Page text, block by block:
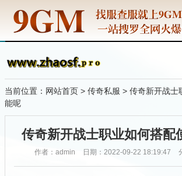
当前位置： 网站首页 > 传奇私服 > 传奇新开战士
能呢
传奇新开战士职业如何搭配
作者：admin 日期：2022-09-22 18:19:47